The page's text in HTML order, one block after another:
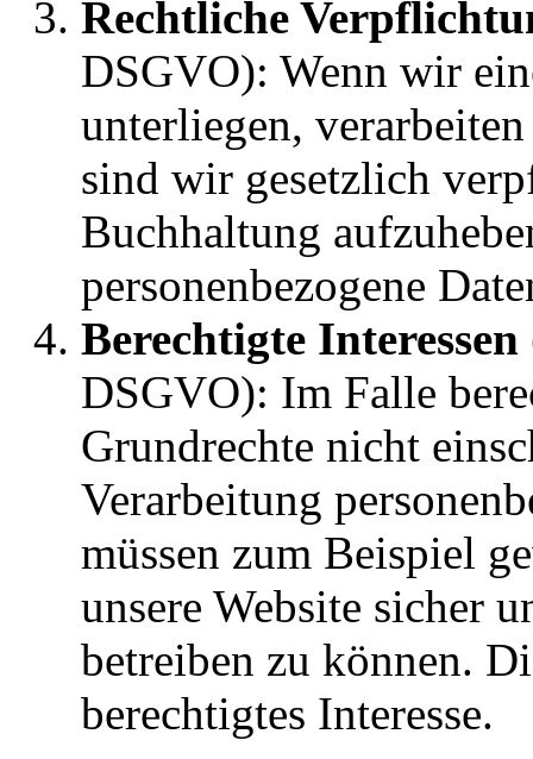
Rechtliche
DSGVO): Wenn wir
unterliegen,
sind wir gesetzlich
Buchhaltung
personenbezogene
Berechtigte Interessen
DSGVO): Im Falle
Grundrechte nicht
Verarbeitung
müssen zum Beispiel
unsere Website sicher
betreiben zu können.
berechtigtes Interesse.